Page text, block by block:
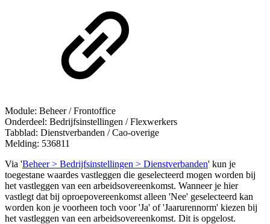
Module: Beheer / Frontoffice
Onderdeel: Bedrijfsinstellingen / Flexwerkers
Tabblad: Dienstverbanden / Cao-overige
Melding: 536811
Via 'Beheer > Bedrijfsinstellingen > Dienstverbanden' kun je
toegestane waardes vastleggen die geselecteerd mogen worden bij
het vastleggen van een arbeidsovereenkomst. Wanneer je hier
vastlegt dat bij oproepovereenkomst alleen 'Nee' geselecteerd kan
worden kon je voorheen toch voor 'Ja' of 'Jaarurennorm' kiezen bij
het vastleggen van een arbeidsovereenkomst. Dit is opgelost.